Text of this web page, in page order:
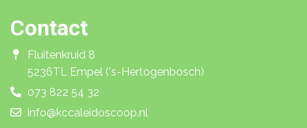
Contact
Fluitenkruid 8
5236TL Empel ('s-Hertogenbosch)
073 822 54 32
info@kccaleidoscoop.nl